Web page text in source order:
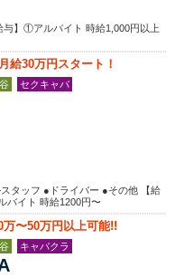
】①アルバイト 時給1,000円以上
給30万円スタート！
セクキャバ
タッフ ●ドライバー ●その他 【給
バイト 時給1200円〜
〜50万円以上可能!!
キャバクラ